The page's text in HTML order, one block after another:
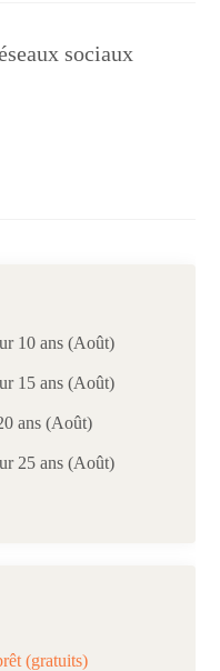
sociaux
10 ans (Août)
15 ans (Août)
ans (Août)
25 ans (Août)
(gratuits)